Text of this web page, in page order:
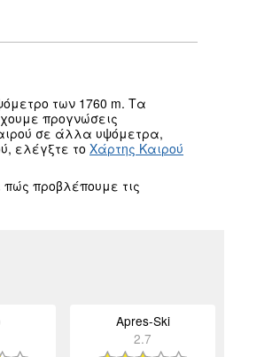
των 1760 m. Τα
προγνώσεις
σε άλλα υψόμετρα,
ελέγξτε το Χάρτης Καιρού
προβλέπουμε τις
Apres-Ski
2.7